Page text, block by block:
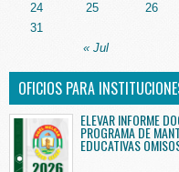
« Jul
24
25 26
31
OFICIOS PARA
ELEVAR INFORME
PROGRAMA DE
EDUCATIVAS